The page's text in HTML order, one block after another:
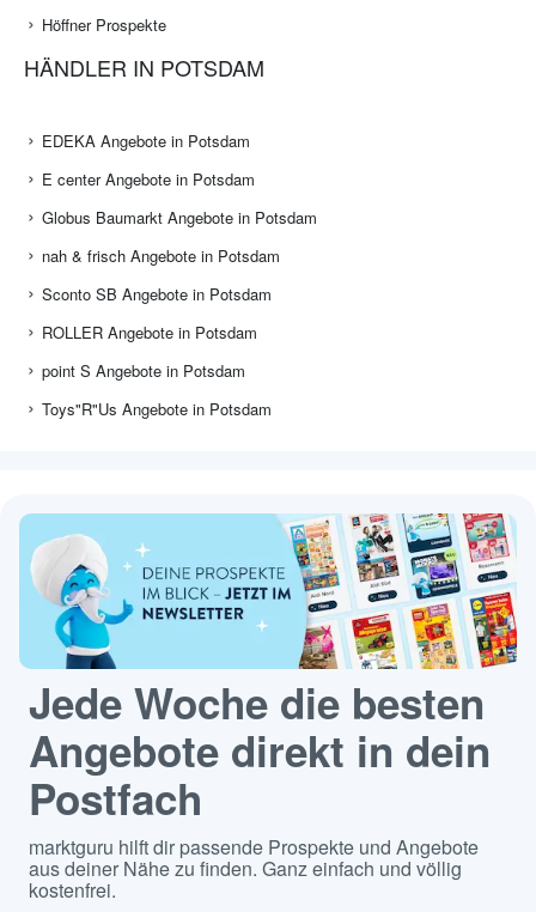
Höffner Prospekte
HÄNDLER IN POTSDAM
EDEKA Angebote in Potsdam
E center Angebote in Potsdam
Globus Baumarkt Angebote in Potsdam
nah & frisch Angebote in Potsdam
Sconto SB Angebote in Potsdam
ROLLER Angebote in Potsdam
point S Angebote in Potsdam
Toys"R"Us Angebote in Potsdam
Jede Woche die besten
Angebote direkt in dein
Postfach
marktguru hilft dir passende Prospekte und Angebote
aus deiner Nähe zu finden. Ganz einfach und völlig
kostenfrei.